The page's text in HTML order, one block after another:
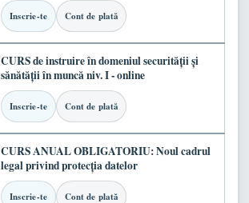
Inscrie-te Cont de plată
CURS de instruire în domeniul securității și
sănătății în muncă niv. I - online
Inscrie-te Cont de plată
CURS ANUAL OBLIGATORIU: Noul cadrul
legal privind protecția datelor
Inscrie-te Cont de plată